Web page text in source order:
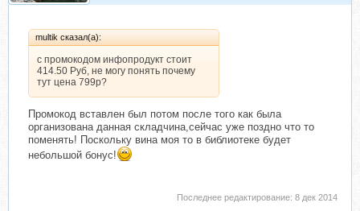
multik сказал(а):
с промокодом инфопродукт стоит
414.50 Руб, не могу понять почему
тут цена 799р?
Промокод вставлен был потом после того как была
организована данная складчина,сейчас уже поздно что то
поменять! Поскольку вина моя то в библиотеке будет
небольшой бонус!
Последнее редактирование: 8 дек 2014